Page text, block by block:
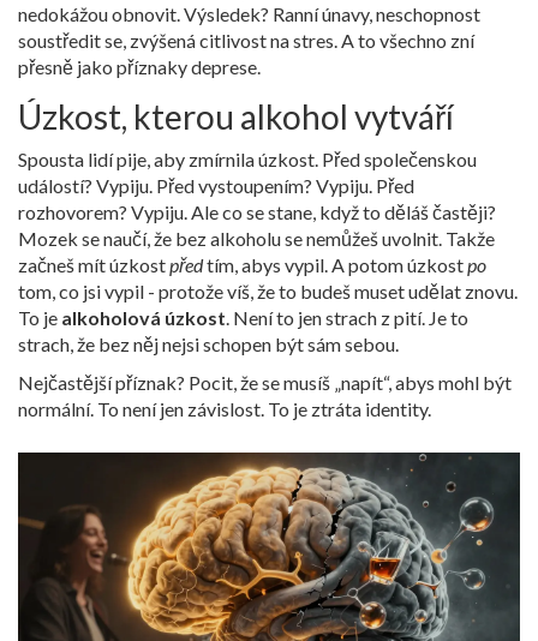
nedokážou obnovit. Výsledek? Ranní únavy, neschopnost
soustředit se, zvýšená citlivost na stres. A to všechno zní
přesně jako příznaky deprese.
Úzkost, kterou alkohol vytváří
Spousta lidí pije, aby zmírnila úzkost. Před společenskou
událostí? Vypiju. Před vystoupením? Vypiju. Před
rozhovorem? Vypiju. Ale co se stane, když to děláš častěji?
Mozek se naučí, že bez alkoholu se nemůžeš uvolnit. Takže
začneš mít úzkostpředtím, abys vypil. A potom úzkostpo
tom, co jsi vypil - protože víš, že to budeš muset udělat znovu.
To je alkoholová úzkost . Není to jen strach z pití. Je to
strach, že bez něj nejsi schopen být sám sebou.
Nejčastější příznak? Pocit, že se musíš „napít“, abys mohl být
normální. To není jen závislost. To je ztráta identity.